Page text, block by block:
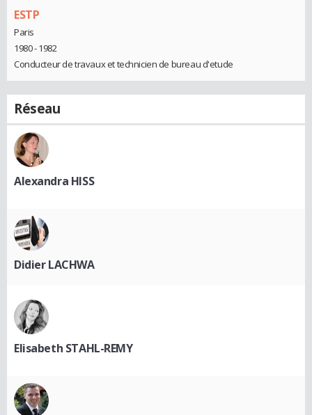
ESTP
Paris
1980 - 1982
Conducteur de travaux et technicien de bureau d'etude
Réseau
Alexandra HISS
Didier LACHWA
Elisabeth STAHL-REMY